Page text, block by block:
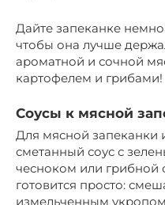
Дайте запеканке
чтобы она лучше
ароматной и сочной
картофелем и грибами!
Соусы к мясной
Для мясной запеканки
сметанный соус с
чесноком или грибной
готовится просто:
измельченным